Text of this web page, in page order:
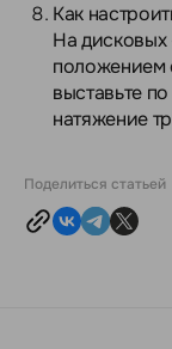
Как
На
положением
выставьте
натяжение
Поделиться статьей